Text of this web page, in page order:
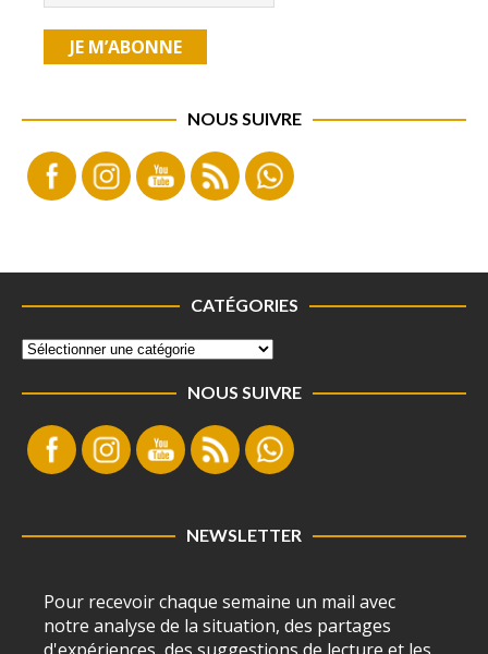
NOUS SUIVRE
CATÉGORIES
NOUS SUIVRE
NEWSLETTER
Pour recevoir chaque semaine un mail avec
notre analyse de la situation, des partages